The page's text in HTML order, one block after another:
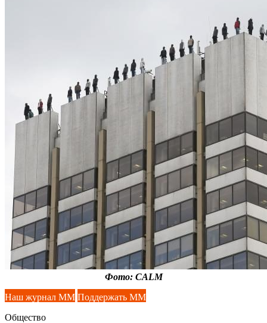
Фото: CALM
Наш журнал ММ Поддержать ММ
Общество